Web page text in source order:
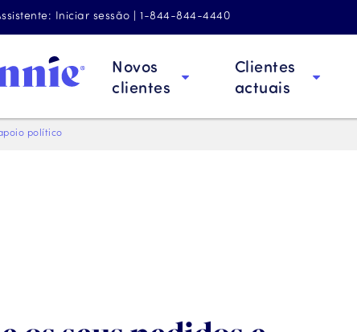
Iniciar sessão | 1-844-844-4440
Novos
clientes
Clientes
actuais
político